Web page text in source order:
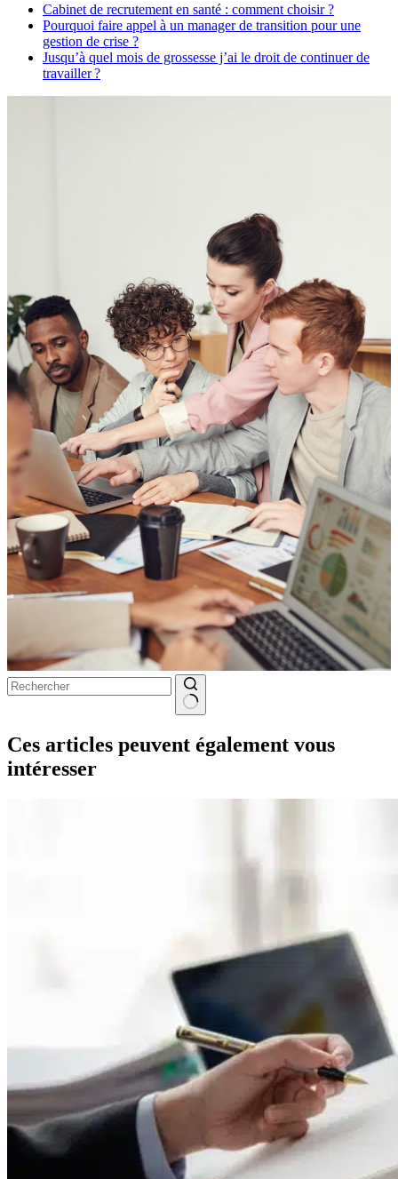
Cabinet de recrutement en santé : comment choisir ?
Pourquoi faire appel à un manager de transition pour une
gestion de crise ?
Jusqu’à quel mois de grossesse j’ai le droit de continuer de
travailler ?
résultat
Ces articles peuvent également vous
intéresser